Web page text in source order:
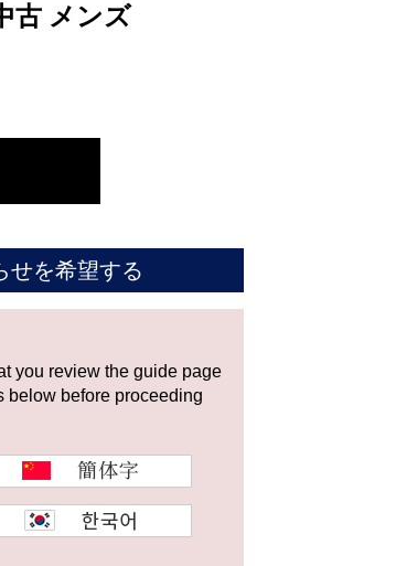
古 メンズ
せを希望する
you review the guide page
below before proceeding